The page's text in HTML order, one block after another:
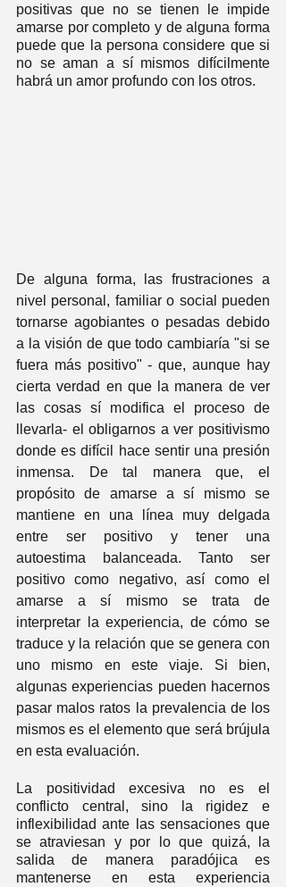
positivas que no se tienen le impide
amarse por completo y de alguna forma
puede que la persona considere que si
no se aman a sí mismos difícilmente
habrá un amor profundo con los otros.
De alguna forma, las frustraciones a
nivel personal, familiar o social pueden
tornarse agobiantes o pesadas debido
a la visión de que todo cambiaría "si se
fuera más positivo" - que, aunque hay
cierta verdad en que la manera de ver
las cosas sí modifica el proceso de
llevarla- el obligarnos a ver positivismo
donde es difícil hace sentir una presión
inmensa. De tal manera que, el
propósito de amarse a sí mismo se
mantiene en una línea muy delgada
entre ser positivo y tener una
autoestima balanceada. Tanto ser
positivo como negativo, así como el
amarse a sí mismo se trata de
interpretar la experiencia, de cómo se
traduce y la relación que se genera con
uno mismo en este viaje. Si bien,
algunas experiencias pueden hacernos
pasar malos ratos la prevalencia de los
mismos es el elemento que será brújula
en esta evaluación.
La positividad excesiva no es el
conflicto central, sino la rigidez e
inflexibilidad ante las sensaciones que
se atraviesan y por lo que quizá, la
salida de manera paradójica es
mantenerse en esta experiencia